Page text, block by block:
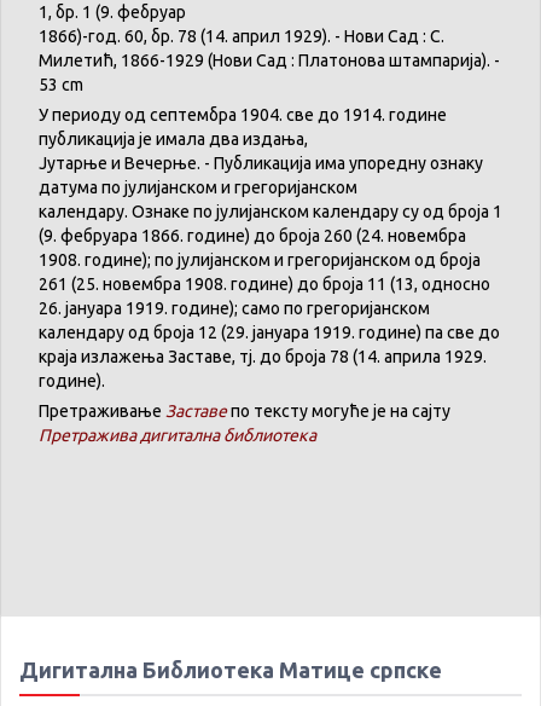
1, бр. 1 (9. фебруар
1866)-год. 60, бр. 78 (14. април 1929). - Нови Сад : С.
Милетић, 1866-1929 (Нови Сад : Платонова штампарија). -
53 cm
Упериодуод септембра 1904. све до 1914. године
публикација је имала два издања,
Јутарње и Вечерње. - Публикација има упореднуознаку
датума по јулијанском и грегоријанском
календару. Ознаке по јулијанском календару су од броја 1
(9. фебруара 1866. године) до броја 260 (24. новембра
1908. године); по јулијанском и грегоријанском од броја
261 (25. новембра 1908. године) до броја 11 (13, односно
26. јануара 1919. године); само по грегоријанском
календаруод броја 12 (29. јануара 1919. године) па све до
краја излажења Заставе, тј. до броја 78 (14. априла 1929.
године).
Претраживање Заставепо тексту могуће је на сајту
Претражива дигитална библиотека
Дигитална Библиотека Матице српске